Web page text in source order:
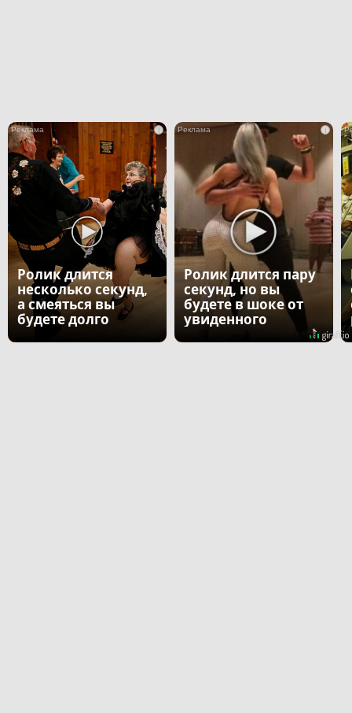
i
Ролик длится
несколько секунд,
а смеяться вы
будете долго
i
Ролик длится пару
секунд, но вы
будете в шоке от
увиденного